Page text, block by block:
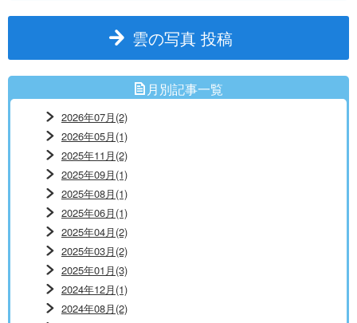
雲の写真 投稿
月別記事一覧
2026年07月(2)
2026年05月(1)
2025年11月(2)
2025年09月(1)
2025年08月(1)
2025年06月(1)
2025年04月(2)
2025年03月(2)
2025年01月(3)
2024年12月(1)
2024年08月(2)